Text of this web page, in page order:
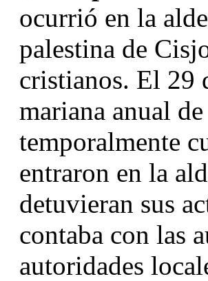
ocurrió en la
palestina de
cristianos. El 29
mariana anual
temporalmente
entraron en la
detuvieran sus
contaba con las
autoridades